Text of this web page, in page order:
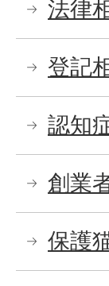
法律
登記
認知
創業
保護